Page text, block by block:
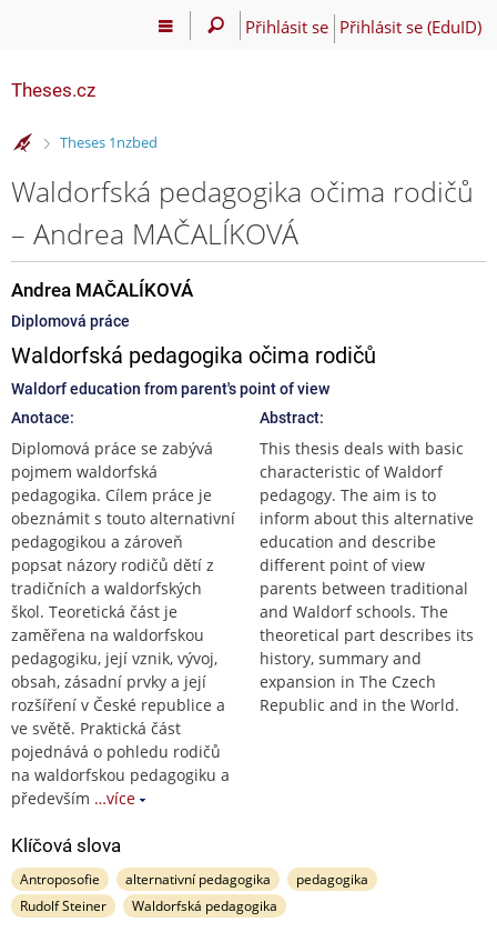
Přihlásit se Přihlásit se (EduID)
Theses.cz
>
Theses 1nzbed
Waldorfská pedagogika očima rodičů
– Andrea MAČALÍKOVÁ
Andrea MAČALÍKOVÁ
Diplomová práce
Waldorfská pedagogika očima rodičů
Waldorf education from parent's point of view
Anotace:
Diplomová práce se zabývá
pojmem waldorfská
pedagogika. Cílem práce je
obeznámit s touto alternativní
pedagogikou a zároveň
popsat názory rodičů dětí z
tradičních a waldorfských
škol. Teoretická část je
zaměřena na waldorfskou
pedagogiku, její vznik, vývoj,
obsah, zásadní prvky a její
rozšíření v České republice a
ve světě. Praktická část
pojednává o pohledu rodičů
na waldorfskou pedagogiku a
především …více
Abstract:
This thesis deals with basic
characteristic of Waldorf
pedagogy. The aim is to
inform about this alternative
education and describe
different point of view
parents between traditional
and Waldorf schools. The
theoretical part describes its
history, summary and
expansion in The Czech
Republic and in the World.
Klíčová slova
Antroposofie alternativní pedagogika
pedagogika
Rudolf Steiner
Waldorfská pedagogika